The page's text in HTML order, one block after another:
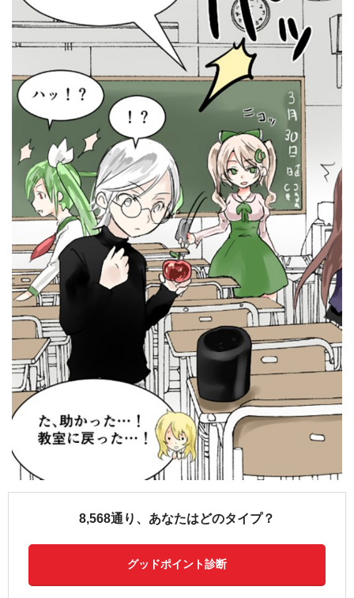
8,568通り、あなたはどのタイプ？
グッドポイント診断